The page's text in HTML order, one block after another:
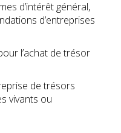
d’intérêt général,
d’entreprises
l’achat de trésor
de trésors
vivants ou